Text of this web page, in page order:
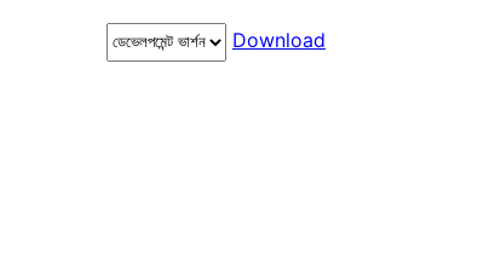
Download